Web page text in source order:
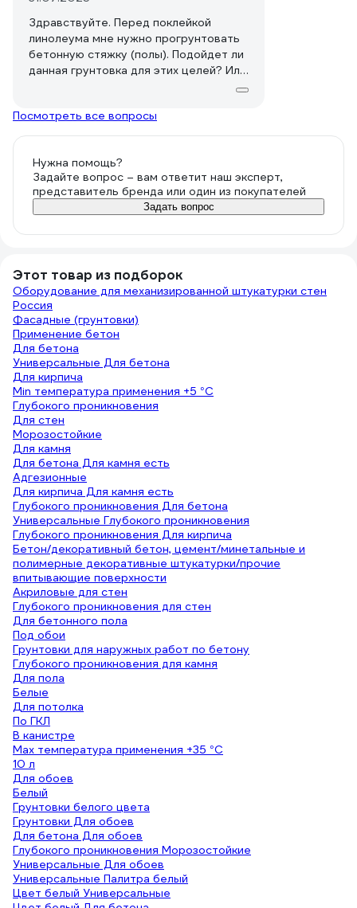
Здравствуйте. Перед поклейкой
линолеума мне нужно прогрунтовать
бетонную стяжку (полы). Подойдет ли
данная грунтовка для этих целей? Или
ею в процессе ремонта системы
отопления (трубы проходят в толще
стяжку). Читала в процессе поиска
про праймер "Нова". Что это? Как
выглядит? Где берут? С уважением,
Виктория Александровна
Посмотреть все вопросы
Нужна помощь?
Задайте вопрос – вам ответит наш эксперт,
представитель бренда или один из покупателей
Задать вопрос
Этот товар из подборок
Оборудование для механизированной штукатурки стен
Россия
Фасадные (грунтовки)
Применение бетон
Для бетона
Универсальные Для бетона
Для кирпича
Min температура применения +5 °С
Глубокого проникновения
Для стен
Морозостойкие
Для камня
Для бетона Для камня есть
Адгезионные
Для кирпича Для камня есть
Глубокого проникновения Для бетона
Универсальные Глубокого проникновения
Глубокого проникновения Для кирпича
Бетон/декоративный бетон, цемент/минетальные и
полимерные декоративные штукатурки/прочие
впитывающие поверхности
Акриловые для стен
Глубокого проникновения для стен
Для бетонного пола
Под обои
Грунтовки для наружных работ по бетону
Глубокого проникновения для камня
Для пола
Белые
Для потолка
По ГКЛ
В канистре
Max температура применения +35 °С
10 л
Для обоев
Белый
Грунтовки белого цвета
Грунтовки Для обоев
Для бетона Для обоев
Глубокого проникновения Морозостойкие
Универсальные Для обоев
Универсальные Палитра белый
Цвет белый Универсальные